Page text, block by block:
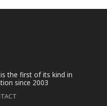
is the first of its kind in
since 2003